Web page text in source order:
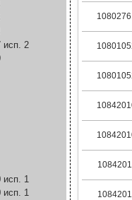
исп. 2
исп. 1
исп. 1